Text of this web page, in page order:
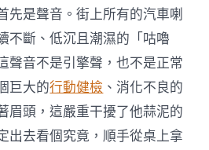
先是聲音。街上所有的汽車喇
不斷、低沉且潮濕的「咕嚕
音不是引擎聲，也不是正常
巨大的行動健檢 、消化不良的
眉頭，這嚴重干擾了他蒜泥的
出去看個究竟，順手從桌上拿